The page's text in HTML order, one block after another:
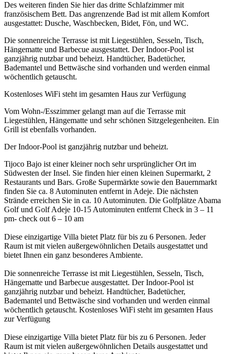
Des weiteren finden Sie hier das dritte Schlafzimmer mit
französischem Bett. Das angrenzende Bad ist mit allem Komfort
ausgestattet: Dusche, Waschbecken, Bidet, Fön, und WC.
Die sonnenreiche Terrasse ist mit Liegestühlen, Sesseln, Tisch,
Hängematte und Barbecue ausgestattet. Der Indoor-Pool ist
ganzjährig nutzbar und beheizt. Handtücher, Badetücher,
Bademantel und Bettwäsche sind vorhanden und werden einmal
wöchentlich getauscht.
Kostenloses WiFi steht im gesamten Haus zur Verfügung
Vom Wohn-/Esszimmer gelangt man auf die Terrasse mit
Liegestühlen, Hängematte und sehr schönen Sitzgelegenheiten. Ein
Grill ist ebenfalls vorhanden.
Der Indoor-Pool ist ganzjährig nutzbar und beheizt.
Tijoco Bajo ist einer kleiner noch sehr ursprünglicher Ort im
Südwesten der Insel. Sie finden hier einen kleinen Supermarkt, 2
Restaurants und Bars. Große Supermärkte sowie den Bauernmarkt
finden Sie ca. 8 Autominuten entfernt in Adeje. Die nächsten
Strände erreichen Sie in ca. 10 Autominuten. Die Golfplätze Abama
Golf und Golf Adeje 10-15 Autominuten entfernt Check in 3 – 11
pm- check out 6 – 10 am
Diese einzigartige Villa bietet Platz für bis zu 6 Personen. Jeder
Raum ist mit vielen außergewöhnlichen Details ausgestattet und
bietet Ihnen ein ganz besonderes Ambiente.
Die sonnenreiche Terrasse ist mit Liegestühlen, Sesseln, Tisch,
Hängematte und Barbecue ausgestattet. Der Indoor-Pool ist
ganzjährig nutzbar und beheizt. Handtücher, Badetücher,
Bademantel und Bettwäsche sind vorhanden und werden einmal
wöchentlich getauscht. Kostenloses WiFi steht im gesamten Haus
zur Verfügung
Diese einzigartige Villa bietet Platz für bis zu 6 Personen. Jeder
Raum ist mit vielen außergewöhnlichen Details ausgestattet und